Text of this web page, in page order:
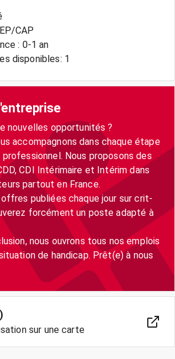
CAP
: 0-1 an
disponibles: 1
nouvelles opportunités ?
accompagnons dans chaque étape
Nous proposons des
CDI Intérimaire et Intérim dans
partout en France.
publiées chaque jour sur crit-
forcément un poste adapté à
nous ouvrons tous nos emplois
de handicap. Prêt(e) à nous
sur une carte